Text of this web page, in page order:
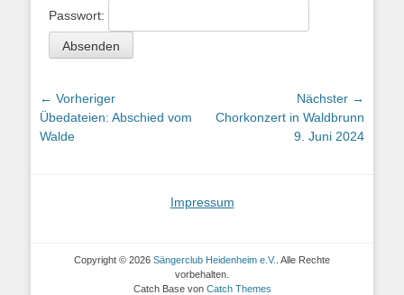
Passwort:
Beitragsnavigation
← Vorheriger
Vorheriger
Beitrag:
Übedateien: Abschied vom
Walde
Nächster →
Nächster
Chorkonzert in Waldbrunn
9. Juni 2024
Impressum
Copyright © 2026 Sängerclub Heidenheim e.V. . Alle Rechte
vorbehalten.
Catch Base von Catch Themes